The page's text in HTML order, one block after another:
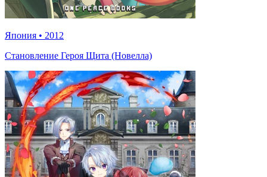
Япония • 2012
Становление Героя Щита (Новелла)